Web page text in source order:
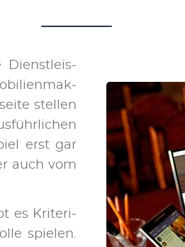
Dienst­leis­
stel­len
erst gar
auch vom
es Kri­te­ri­
spie­len.